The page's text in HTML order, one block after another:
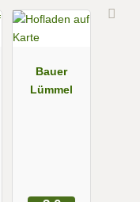
Bauer
Lümmel